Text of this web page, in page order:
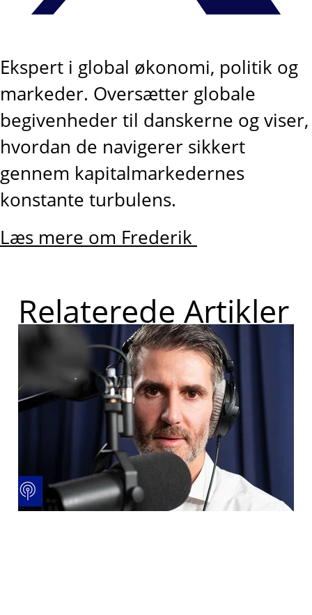
Ekspert i global økonomi, politik og
markeder. Oversætter globale
begivenheder til danskerne og viser,
hvordan de navigerer sikkert
gennem kapitalmarkedernes
konstante turbulens.
Læs mere om Frederik
Relaterede Artikler